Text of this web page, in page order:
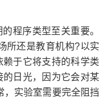
程序类型至关重要。
所还是教育机构?以实
于它将支持的科学类
日光，因为它会对某
，实验室需要完全阻挡